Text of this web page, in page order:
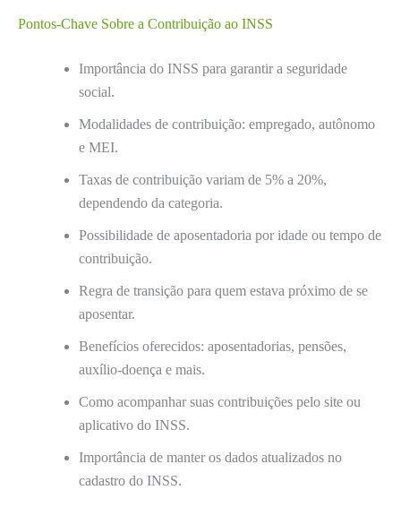
Pontos-Chave Sobre a Contribuição ao INSS
Importância do INSS para garantir a seguridade
social.
Modalidades de contribuição: empregado, autônomo
e MEI.
Taxas de contribuição variam de 5% a 20%,
dependendo da categoria.
Possibilidade de aposentadoria por idade ou tempo de
contribuição.
Regra de transição para quem estava próximo de se
aposentar.
Benefícios oferecidos: aposentadorias, pensões,
auxílio-doença e mais.
Como acompanhar suas contribuições pelo site ou
aplicativo do INSS.
Importância de manter os dados atualizados no
cadastro do INSS.